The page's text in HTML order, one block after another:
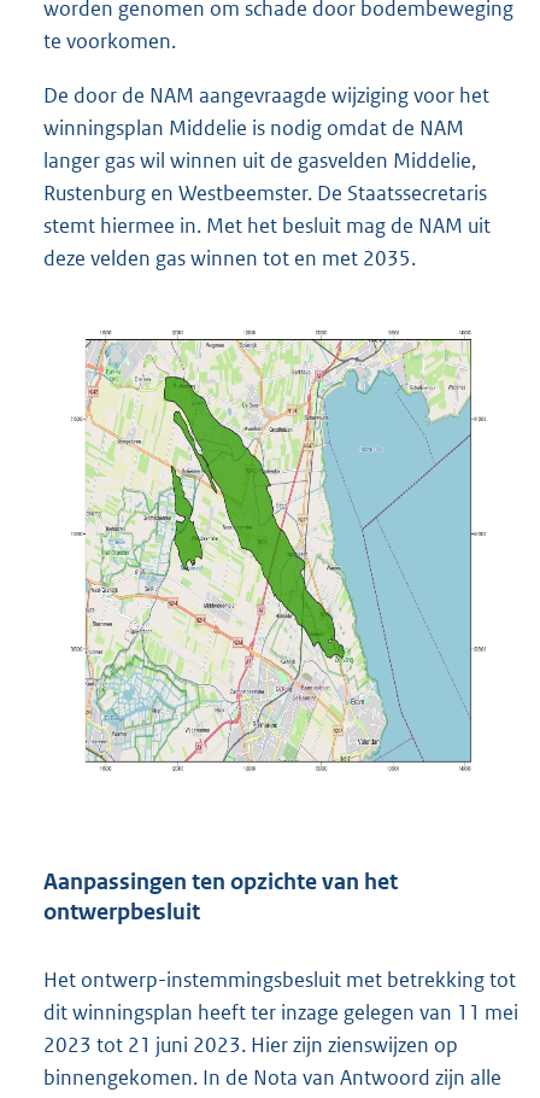
worden genomen om schade door bodembeweging
te voorkomen.
De door de NAM aangevraagde wijziging voor het
winningsplan Middelie is nodig omdat de NAM
langer gas wil winnen uit de gasvelden Middelie,
Rustenburg en Westbeemster. De Staatssecretaris
stemt hiermee in. Met het besluit mag de NAM uit
deze velden gas winnen tot en met 2035.
Aanpassingen ten opzichte van het
ontwerpbesluit
Het ontwerp-instemmingsbesluit met betrekking tot
dit winningsplan heeft ter inzage gelegen van 11 mei
2023 tot 21 juni 2023. Hier zijn zienswijzen op
binnengekomen. In de Nota van Antwoord zijn alle